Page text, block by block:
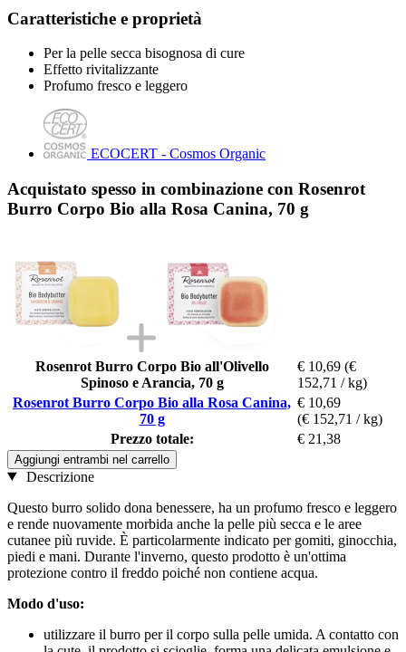
Caratteristiche e proprietà
Per la pelle secca bisognosa di cure
Effetto rivitalizzante
Profumo fresco e leggero
ECOCERT - Cosmos Organic
Acquistato spesso in combinazione con Rosenrot
Burro Corpo Bio alla Rosa Canina, 70 g
Rosenrot Burro Corpo Bio all'Olivello
Spinoso e Arancia, 70 g
€ 10,69 (€
152,71 / kg)
Rosenrot Burro Corpo Bio alla Rosa Canina,
70 g
€ 10,69
(€ 152,71 / kg)
Prezzo totale:
€ 21,38
Aggiungi entrambi nel carrello
Descrizione
Questo burro solido dona benessere, ha un profumo fresco e leggero
e rende nuovamente morbida anche la pelle più secca e le aree
cutanee più ruvide. È particolarmente indicato per gomiti, ginocchia,
piedi e mani. Durante l'inverno, questo prodotto è un'ottima
protezione contro il freddo poiché non contiene acqua.
Modo d'uso:
utilizzare il burro per il corpo sulla pelle umida. A contatto con